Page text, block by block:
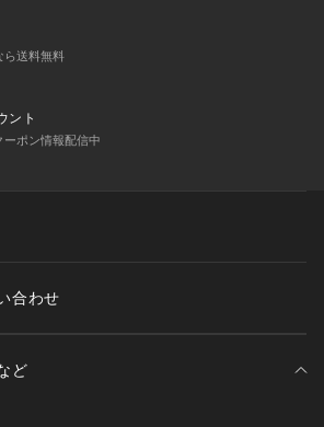
ら送料無料
ント
ーポン情報配信中
合わせ
ど